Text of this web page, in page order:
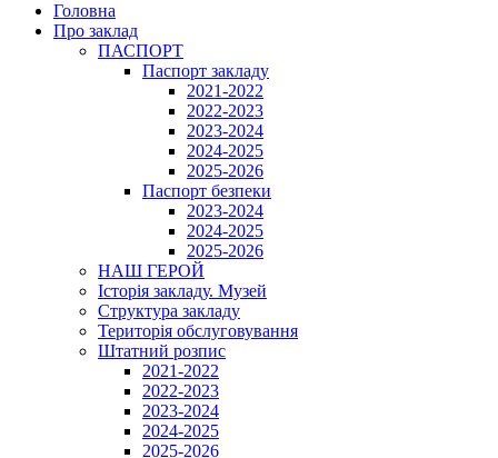
Головна
Про заклад
ПАСПОРТ
Паспорт закладу
2021-2022
2022-2023
2023-2024
2024-2025
2025-2026
Паспорт безпеки
2023-2024
2024-2025
2025-2026
НАШ ГЕРОЙ
Історія закладу. Музей
Структура закладу
Територія обслуговування
Штатний розпис
2021-2022
2022-2023
2023-2024
2024-2025
2025-2026